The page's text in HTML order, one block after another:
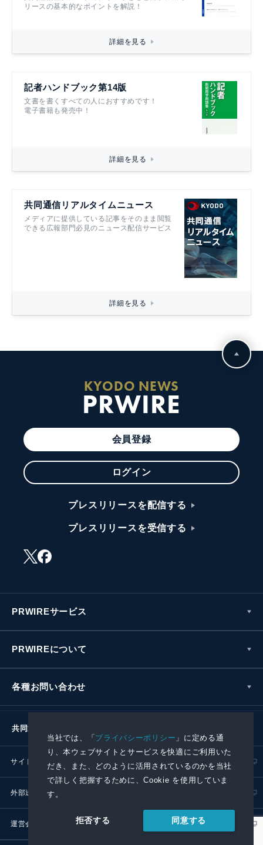
当社では、「プライバシーポリシー 」に定める通
り、本ウェブサイトとサービスを快適にご利用いた
だき、また、どのように活用されているのかを当社
で詳しく把握するために、Cookie を使用していま
す。
拒否する 同意する
リースの基本的なポイントを解説！
詳細を見る
記者ハンドブック第14版
文書を書くすべての人におすすめです！
電子書籍も発売中！
詳細を見る
共同通信リアルタイムニュース
メディアに提供している記事をそのまま閲覧
できる広報部門必見のニュース配信サービス
詳細を見る
KYODO NEWS
PRWIRE
会員登録
ログイン
プレスリリースを配信する
プレスリリースを受信する
PRWIREサービス
PRWIREについて
各種お問い合わせ
共同通信社グループ
サイトポリシー プライバシーポリシー
外部送信ポリシー
運営会社